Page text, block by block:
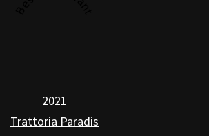
2021
Trattoria Paradis